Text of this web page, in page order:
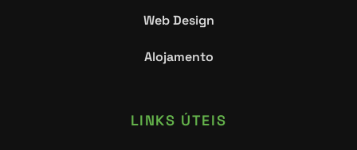
Web Design
Alojamento
LINKS ÚTEIS